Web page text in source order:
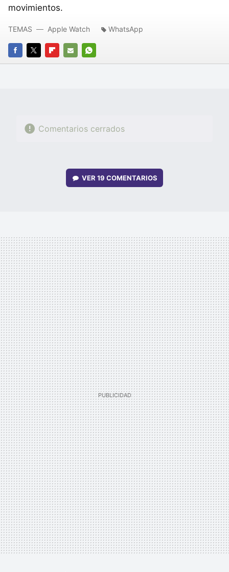
movimientos.
FACEBOOK
TWITTERFLIPBOARD
E-
WHATSAPP
TEMAS Apple Watch WhatsApp
Comentarios cerrados
VER 19 COMENTARIOS